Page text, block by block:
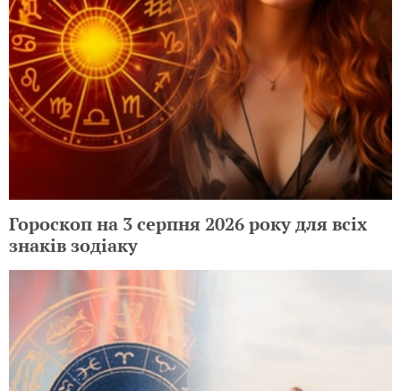
Гороскоп на 3 серпня 2026 року для всіх
знаків зодіаку